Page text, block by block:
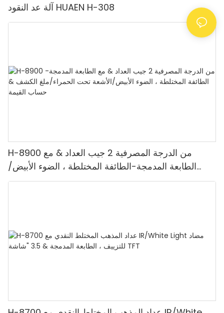
آلة عد النقود HUAEN H-308
H-8900 من الدرجة المصرفية 2 جيب العداد & مع
الطابعة المدمجة-الطائفة المختلطة ، الضوء الأبيض/
الأشعة تحت الحمراء/ملغ الكشف & حساب القيمة